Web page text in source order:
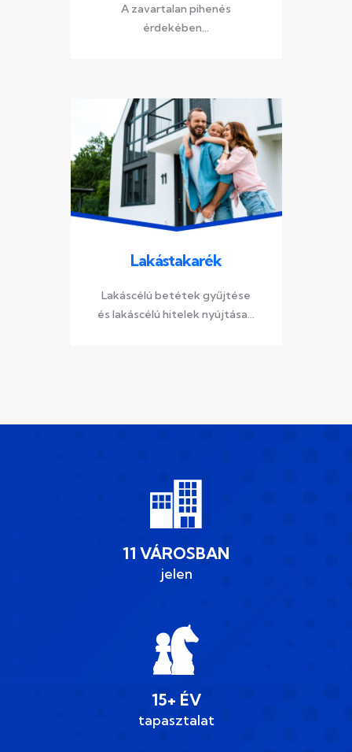
A zavartalan pihenés
érdekében...
Lakástakarék
Lakáscélú betétek gyűjtése
és lakáscélú hitelek nyújtása...
11 VÁROSBAN
jelen
15+ ÉV
tapasztalat